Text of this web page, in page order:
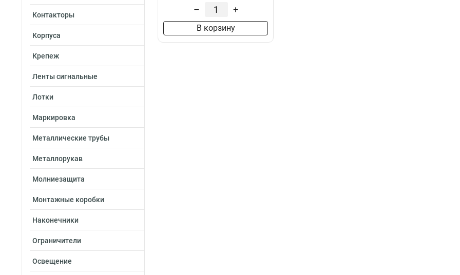
Контакторы
Корпуса
Крепеж
Ленты сигнальные
Лотки
Маркировка
Металлические трубы
Металлорукав
Молниезащита
Монтажные коробки
Наконечники
Ограничители
Освещение
– +
В корзину